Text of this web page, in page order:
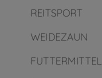
REITSPORT
WEIDEZAUN
FUTTERMITTEL